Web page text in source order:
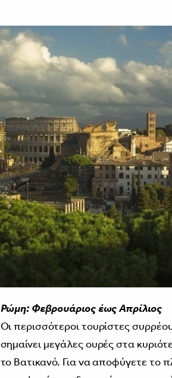
Ρώμη: Φεβρουάριος έως Απρίλιος
Οι περισσότεροι τουρίστες
σημαίνει μεγάλες ουρές στα
το Βατικανό. Για να αποφύγετε το